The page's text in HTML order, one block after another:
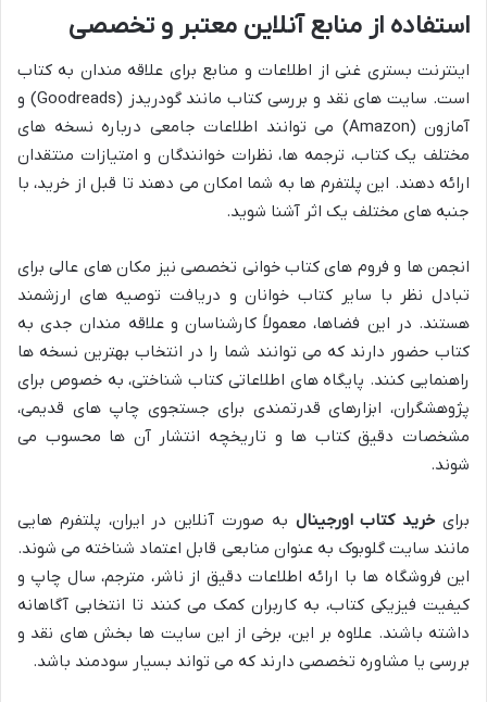
استفاده از منابع آنلاین معتبر و تخصصی
اینترنت بستری غنی از اطلاعات و منابع برای علاقه مندان به کتاب
است. سایت های نقد و بررسی کتاب مانند گودریدز (Goodreads) و
آمازون (Amazon) می توانند اطلاعات جامعی درباره نسخه های
مختلف یک کتاب، ترجمه ها، نظرات خوانندگان و امتیازات منتقدان
ارائه دهند. این پلتفرم ها به شما امکان می دهند تا قبل از خرید، با
جنبه های مختلف یک اثر آشنا شوید.
انجمن ها و فروم های کتاب خوانی تخصصی نیز مکان های عالی برای
تبادل نظر با سایر کتاب خوانان و دریافت توصیه های ارزشمند
هستند. در این فضاها، معمولاً کارشناسان و علاقه مندان جدی به
کتاب حضور دارند که می توانند شما را در انتخاب بهترین نسخه ها
راهنمایی کنند. پایگاه های اطلاعاتی کتاب شناختی، به خصوص برای
پژوهشگران، ابزارهای قدرتمندی برای جستجوی چاپ های قدیمی،
مشخصات دقیق کتاب ها و تاریخچه انتشار آن ها محسوب می
شوند.
برای خرید کتاب اورجینال به صورت آنلاین در ایران، پلتفرم هایی
مانند سایت گلوبوک به عنوان منابعی قابل اعتماد شناخته می شوند.
این فروشگاه ها با ارائه اطلاعات دقیق از ناشر، مترجم، سال چاپ و
کیفیت فیزیکی کتاب، به کاربران کمک می کنند تا انتخابی آگاهانه
داشته باشند. علاوه بر این، برخی از این سایت ها بخش های نقد و
بررسی یا مشاوره تخصصی دارند که می تواند بسیار سودمند باشد.